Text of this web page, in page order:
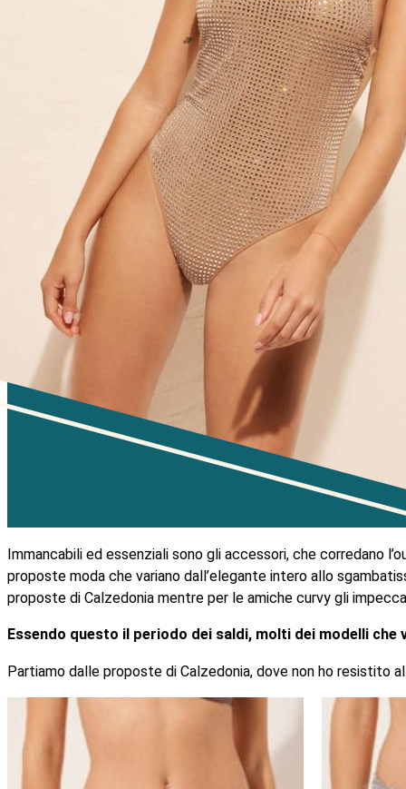
Immancabili ed essenziali sono gli accessori, che corredano
proposte moda che variano dall’elegante intero allo
proposte di Calzedonia mentre per le amiche curvy gli
Essendo questo il periodo dei saldi, molti dei modelli
Partiamo dalle proposte di Calzedonia, dove non ho resistito